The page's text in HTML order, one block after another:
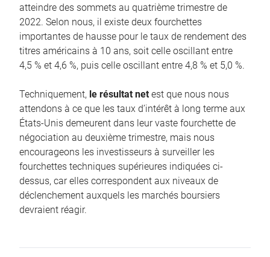
atteindre des sommets au quatrième trimestre de
2022. Selon nous, il existe deux fourchettes
importantes de hausse pour le taux de rendement des
titres américains à 10 ans, soit celle oscillant entre
4,5 % et 4,6 %, puis celle oscillant entre 4,8 % et 5,0 %.
Techniquement, le résultat net est que nous nous
attendons à ce que les taux d’intérêt à long terme aux
États-Unis demeurent dans leur vaste fourchette de
négociation au deuxième trimestre, mais nous
encourageons les investisseurs à surveiller les
fourchettes techniques supérieures indiquées ci-
dessus, car elles correspondent aux niveaux de
déclenchement auxquels les marchés boursiers
devraient réagir.